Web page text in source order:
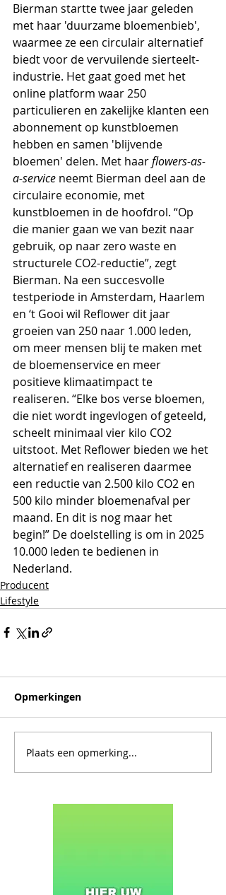
Bierman startte twee jaar geleden
met haar 'duurzame bloemenbieb',
waarmee ze een circulair alternatief
biedt voor de vervuilende sierteelt-
industrie. Het gaat goed met het
online platform waar 250
particulieren en zakelijke klanten een
abonnement op kunstbloemen
hebben en samen 'blijvende
bloemen' delen. Met haar flowers-as-
a-service neemt Bierman deel aan de
circulaire economie, met
kunstbloemen in de hoofdrol. “Op
die manier gaan we van bezit naar
gebruik, op naar zero waste en
structurele CO2-reductie”, zegt
Bierman. Na een succesvolle
testperiode in Amsterdam, Haarlem
en ‘t Gooi wil Reflower dit jaar
groeien van 250 naar 1.000 leden,
om meer mensen blij te maken met
de bloemenservice en meer
positieve klimaatimpact te
realiseren. “Elke bos verse bloemen,
die niet wordt ingevlogen of geteeld,
scheelt minimaal vier kilo CO2
uitstoot. Met Reflower bieden we het
alternatief en realiseren daarmee
een reductie van 2.500 kilo CO2 en
500 kilo minder bloemenafval per
maand. En dit is nog maar het
begin!” De doelstelling is om in 2025
10.000 leden te bedienen in
Nederland.
Producent
Lifestyle
Opmerkingen
Plaats een opmerking...